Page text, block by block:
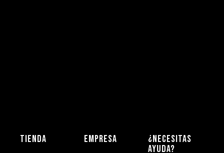
TIENDA EMPRESA
¿NECESITAS
AYUDA?